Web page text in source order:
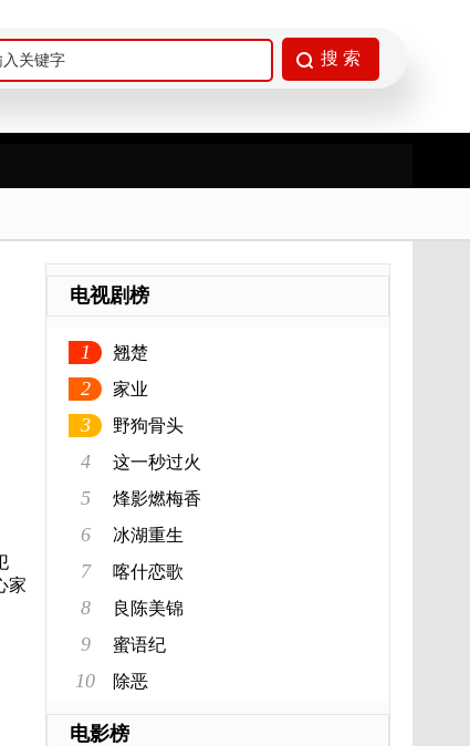
家
电视剧榜
1 翘楚
2 家业
3 野狗骨头
4 这一秒过火
5 烽影燃梅香
6 冰湖重生
7 喀什恋歌
8 良陈美锦
9 蜜语纪
10 除恶
电影榜